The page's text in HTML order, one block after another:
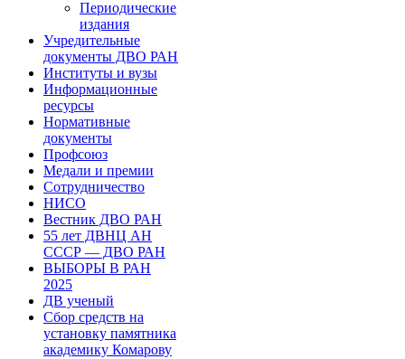
Периодические
издания
Учредительные
документы ДВО РАН
Институты и вузы
Информационные
ресурсы
Нормативные
документы
Профсоюз
Медали и премии
Сотрудничество
НИСО
Вестник ДВО РАН
55 лет ДВНЦ АН
СССР — ДВО РАН
ВЫБОРЫ В РАН
2025
ДВ ученый
Сбор средств на
установку памятника
академику Комарову